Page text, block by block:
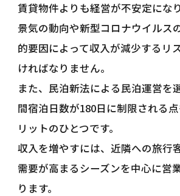
賃貸物件よりも経営が不安定にな
景気の動向や新型コロナウイルス
的要因によって収入が減少するリ
ければなりません。
また、民泊新法による民泊運営を
間宿泊日数が180日に制限される
リットのひとつです。
収入を増やすには、近隣への旅行
需要が高まるシーズンを中心に営
ります。